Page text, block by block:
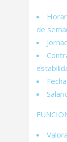
de